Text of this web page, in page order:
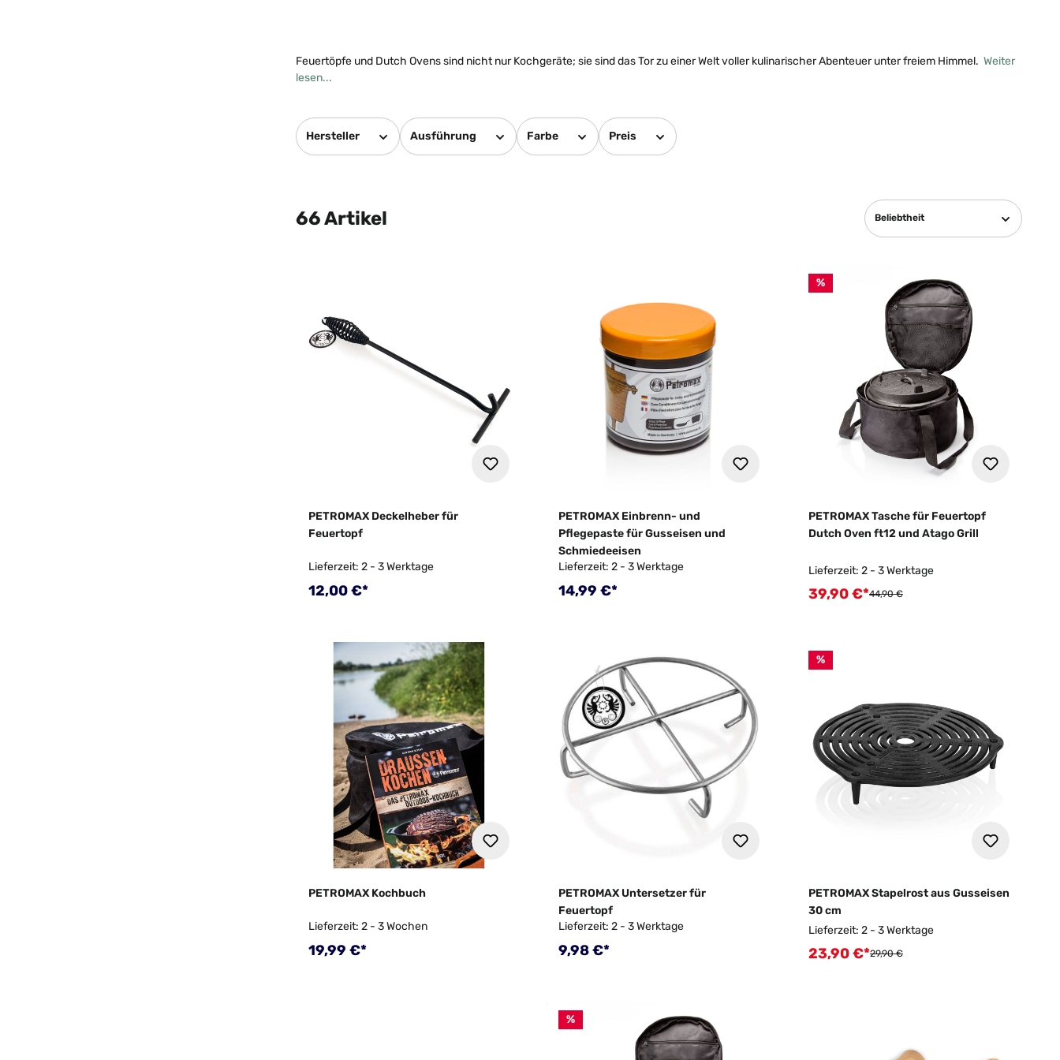
Feuertöpfe und Dutch Ovens sind nicht nur Kochgeräte; sie sind das Tor zu einer Welt voller kulinarischer Abenteuer unter freiem Himmel. Weiter
lesen...
Hersteller Ausführung Farbe Preis
66 Artikel Beliebtheit
PETROMAX Deckelheber für
Feuertopf
Lieferzeit: 2 - 3 Werktage
Regulärer Preis:
12,00 €*
PETROMAX Einbrenn- und
Pflegepaste für Gusseisen und
Schmiedeeisen
Lieferzeit: 2 - 3 Werktage
Regulärer Preis:
14,99 €*
%
PETROMAX Tasche für Feuertopf
Dutch Oven ft12 und Atago Grill
Lieferzeit: 2 - 3 Werktage
Verkaufspreis:
39,90 €*Regulärer Preis:
44,90 €
PETROMAX Kochbuch
Lieferzeit: 2 - 3 Wochen
Regulärer Preis:
19,99 €*
PETROMAX Untersetzer für
Feuertopf
Lieferzeit: 2 - 3 Werktage
Regulärer Preis:
9,98 €*
%
PETROMAX Stapelrost aus Gusseisen
30 cm
Lieferzeit: 2 - 3 Werktage
Verkaufspreis:
23,90 €*Regulärer Preis:
29,90 €
%